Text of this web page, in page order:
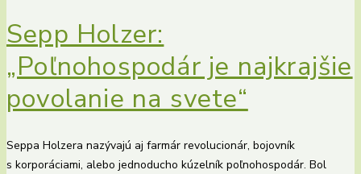
Sepp Holzer:
„Poľnohospodár je najkrajšie
povolanie na svete“
Seppa Holzera nazývajú aj farmár revolucionár, bojovník
s korporáciami, alebo jednoducho kúzelník poľnohospodár. Bol